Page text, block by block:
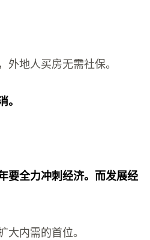
外地人买房无需社保。
。
要全力冲刺经济。而发展经
大内需的首位。